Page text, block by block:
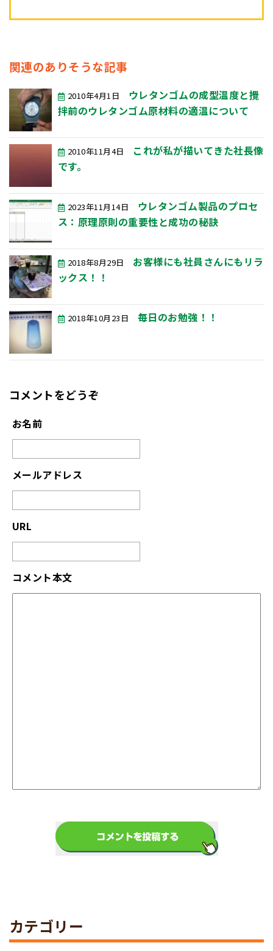
関連のありそうな記事
2010年4月1日
ウレタンゴムの成型温度と攪
拌前のウレタンゴム原材料の適温について
2010年11月4日
これが私が描いてきた社長像
です。
2023年11月14日
ウレタンゴム製品のプロセ
ス：原理原則の重要性と成功の秘訣
2018年8月29日
お客様にも社員さんにもリラ
ックス！！
2018年10月23日 毎日のお勉強！！
コメントをどうぞ
お名前
メールアドレス
URL
コメント本文
カテゴリー